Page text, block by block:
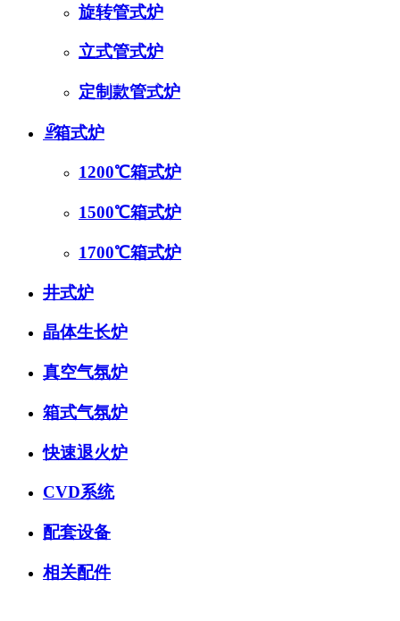
旋转管式炉
立式管式炉
定制款管式炉
ꁇ箱式炉
1200℃箱式炉
1500℃箱式炉
1700℃箱式炉
井式炉
晶体生长炉
真空气氛炉
箱式气氛炉
快速退火炉
CVD系统
配套设备
相关配件
联系我们 /Contact us